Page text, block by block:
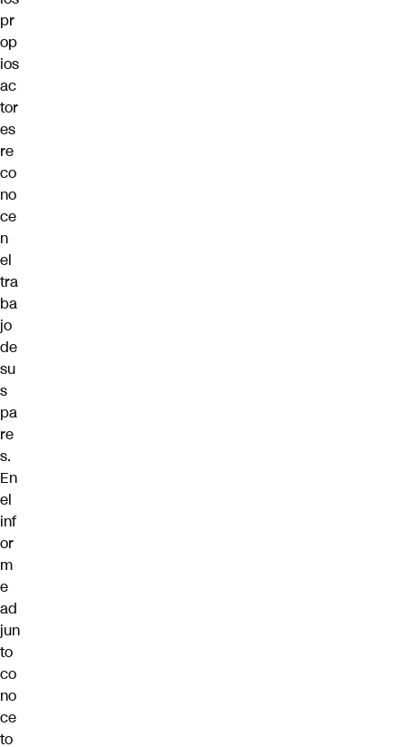
pr
op
ios
ac
tor
es
re
co
no
ce
n
el
tra
ba
jo
de
su
s
pa
re
s.
En
el
inf
or
m
e
ad
jun
to
co
no
ce
to